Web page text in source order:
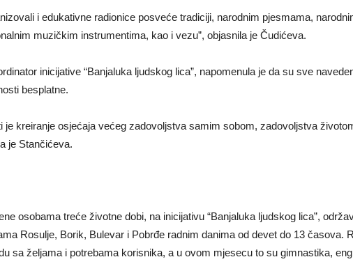
i edukativne radionice posveće tradiciji, narodnim pjesmama,
muzičkim instrumentima, kao i vezu”, objasnila je Čudićeva.
inicijative “Banjaluka ljudskog lica”, napomenula je da su sve
besplatne.
je kreiranje osjećaja većeg zadovoljstva samim sobom, zadovoljstva
je Stančićeva.
osobama treće životne dobi, na inicijativu “Banjaluka ljudskog lica”,
Rosulje, Borik, Bulevar i Pobrđe radnim danima od devet do 13 časova.
sa željama i potrebama korisnika, a u ovom mjesecu to su gimnastika,